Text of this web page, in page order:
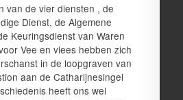
van de vier diensten , de
Dienst, de Algemene
Keuringsdienst van Waren
Vee en vlees hebben zich
in de loopgraven van
aan de Catharijnesingel
heeft ons wel